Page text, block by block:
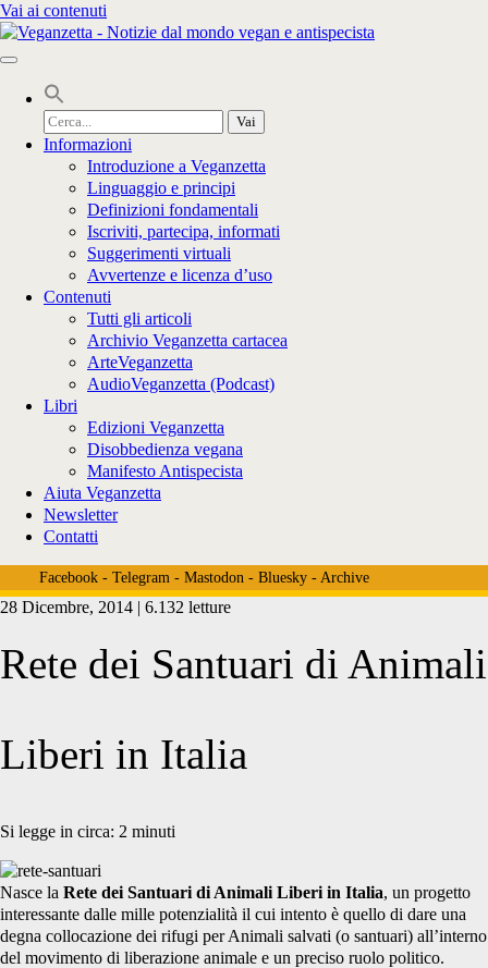
Vai ai contenuti
Cerca
per:
Informazioni
Introduzione a Veganzetta
Linguaggio e principi
Definizioni fondamentali
Iscriviti, partecipa, informati
Suggerimenti virtuali
Avvertenze e licenza d’uso
Contenuti
Tutti gli articoli
Archivio Veganzetta cartacea
ArteVeganzetta
AudioVeganzetta (Podcast)
Libri
Edizioni Veganzetta
Disobbedienza vegana
Manifesto Antispecista
Aiuta Veganzetta
Newsletter
Contatti
Facebook- Telegram- Mastodon- Bluesky- Archive
28 Dicembre, 2014 | 6.132 letture
Rete dei Santuari di Animali
Liberi in Italia
Si legge in circa: 2 minuti
Nasce la Rete dei Santuari di Animali Liberi in Italia, un progetto
interessante dalle mille potenzialità il cui intento è quello di dare una
degna collocazione dei rifugi per Animali salvati (o santuari) all’interno
del movimento di liberazione animale e un preciso ruolo politico.